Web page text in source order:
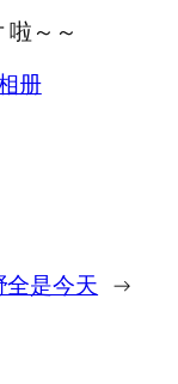
啦～～
册
是今天 →